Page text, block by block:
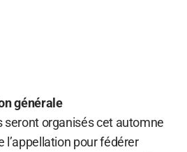
générale
organisés cet automne
l’appellation pour fédérer